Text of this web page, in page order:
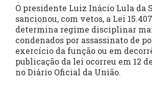
O presidente Luiz Inácio Lula da
sancionou, com vetos, a Lei
determina regime disciplinar
condenados por assassinato de
exercício da função ou em
publicação da lei ocorreu em 12
no Diário Oficial da União.